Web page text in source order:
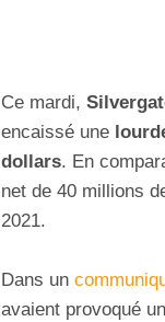
Ce mardi,
encaissé une
dollars. En
net de 40 millions
2021.
Dans un
avaient provoqué